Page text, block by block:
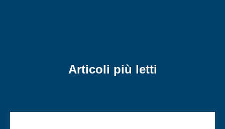
Articoli più letti